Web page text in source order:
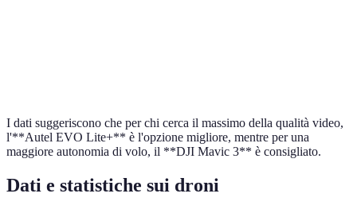
I dati suggeriscono che per chi cerca il massimo della qualità video,
l'**Autel EVO Lite+** è l'opzione migliore, mentre per una
maggiore autonomia di volo, il **DJI Mavic 3** è consigliato.
Dati e statistiche sui droni